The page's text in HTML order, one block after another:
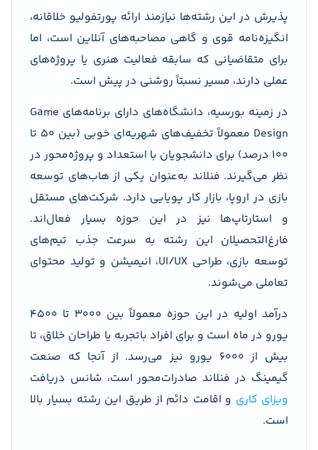
پذیرش در این رشته‌ها نیازمند ارائه پورتفولیو خلاقانه،
انگیزه‌نامه قوی و گاهی مصاحبه‌های آنلاین است، اما
برای متقاضیانی که سابقه فعالیت هنری یا پروژه‌های
عملی دارند، مسیر نسبتاً روشنی در پیش است.
در زمینه بورسیه، دانشگاه‌های دارای برنامه‌های Game
Design معمولاً تخفیف‌های شهریه‌ای خوبی (بین ۵۰ تا
۱۰۰ درصد) برای دانشجویان با استعداد و پروژه‌محور در
نظر می‌گیرند. فنلاند به‌عنوان یکی از هاب‌های توسعه
بازی در اروپا، بازار کار پویایی دارد. شرکت‌های مستقل
و استارتاپ‌ها نیز در این حوزه بسیار فعال‌اند.
فارغ‌التحصیلان این رشته به سرعت جذب تیم‌های
توسعه بازی، طراحی UI/UX، انیمیشن و تولید محتوای
تعاملی می‌شوند.
درآمد اولیه در این حوزه معمولاً بین ۳۰۰۰ تا ۴۵۰۰
یورو در ماه است و برای افراد باتجربه یا طراحان خلاق، تا
بیش از ۶۰۰۰ یورو نیز می‌رسد. از آنجا که صنعت
گیمینگ در فنلاند صادرات‌محور است، شانس دریافت
ویزای کاری و اقامت دائم از طریق این رشته بسیار بالا
است.